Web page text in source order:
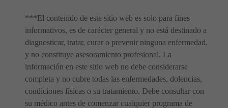
***El contenido de este sitio web es solo para fines
informativos, es de carácter general y no está destinado a
diagnosticar, tratar, curar o prevenir ninguna enfermedad,
y no constituye asesoramiento profesional. La
información en este sitio web no debe considerarse
completa y no cubre todas las enfermedades, dolencias,
condiciones físicas o su tratamiento. Debe consultar con
su médico antes de comenzar cualquier programa de